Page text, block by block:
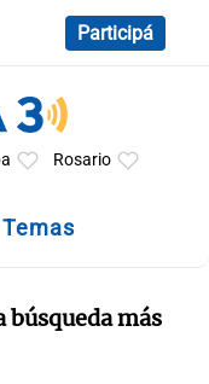
Participá
Rosario
más